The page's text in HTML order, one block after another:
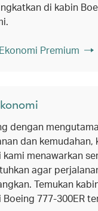
di kabin
Premium
dengan
dan kemudahan,
kami menawarkan
agar
Temukan
Boeing 777-300ER